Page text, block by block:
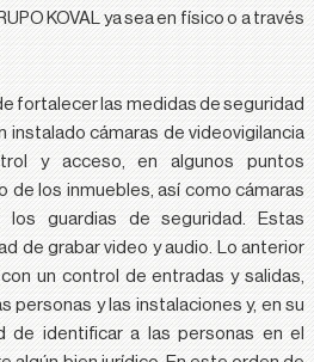
KOVAL ya sea en físico o a través
fortalecer las medidas de seguridad
instalado cámaras de videovigilancia
y acceso, en algunos puntos
los inmuebles, así como cámaras
los guardias de seguridad. Estas
de grabar video y audio. Lo anterior
un control de entradas y salidas,
personas y las instalaciones y, en su
de identificar a las personas en el